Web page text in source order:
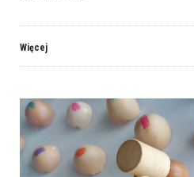
Więcej